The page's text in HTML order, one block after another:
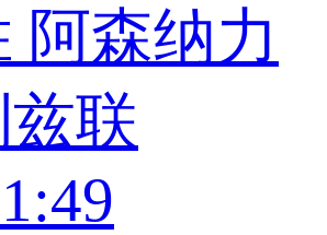
阿森纳力
联